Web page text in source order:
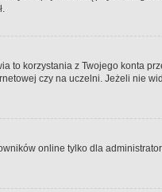
to korzystania z Twojego konta
czy na uczelni. Jeżeli nie
online tylko dla